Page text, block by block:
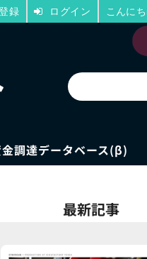
調達データベース(β)
最新記事
録 ログイン こんに